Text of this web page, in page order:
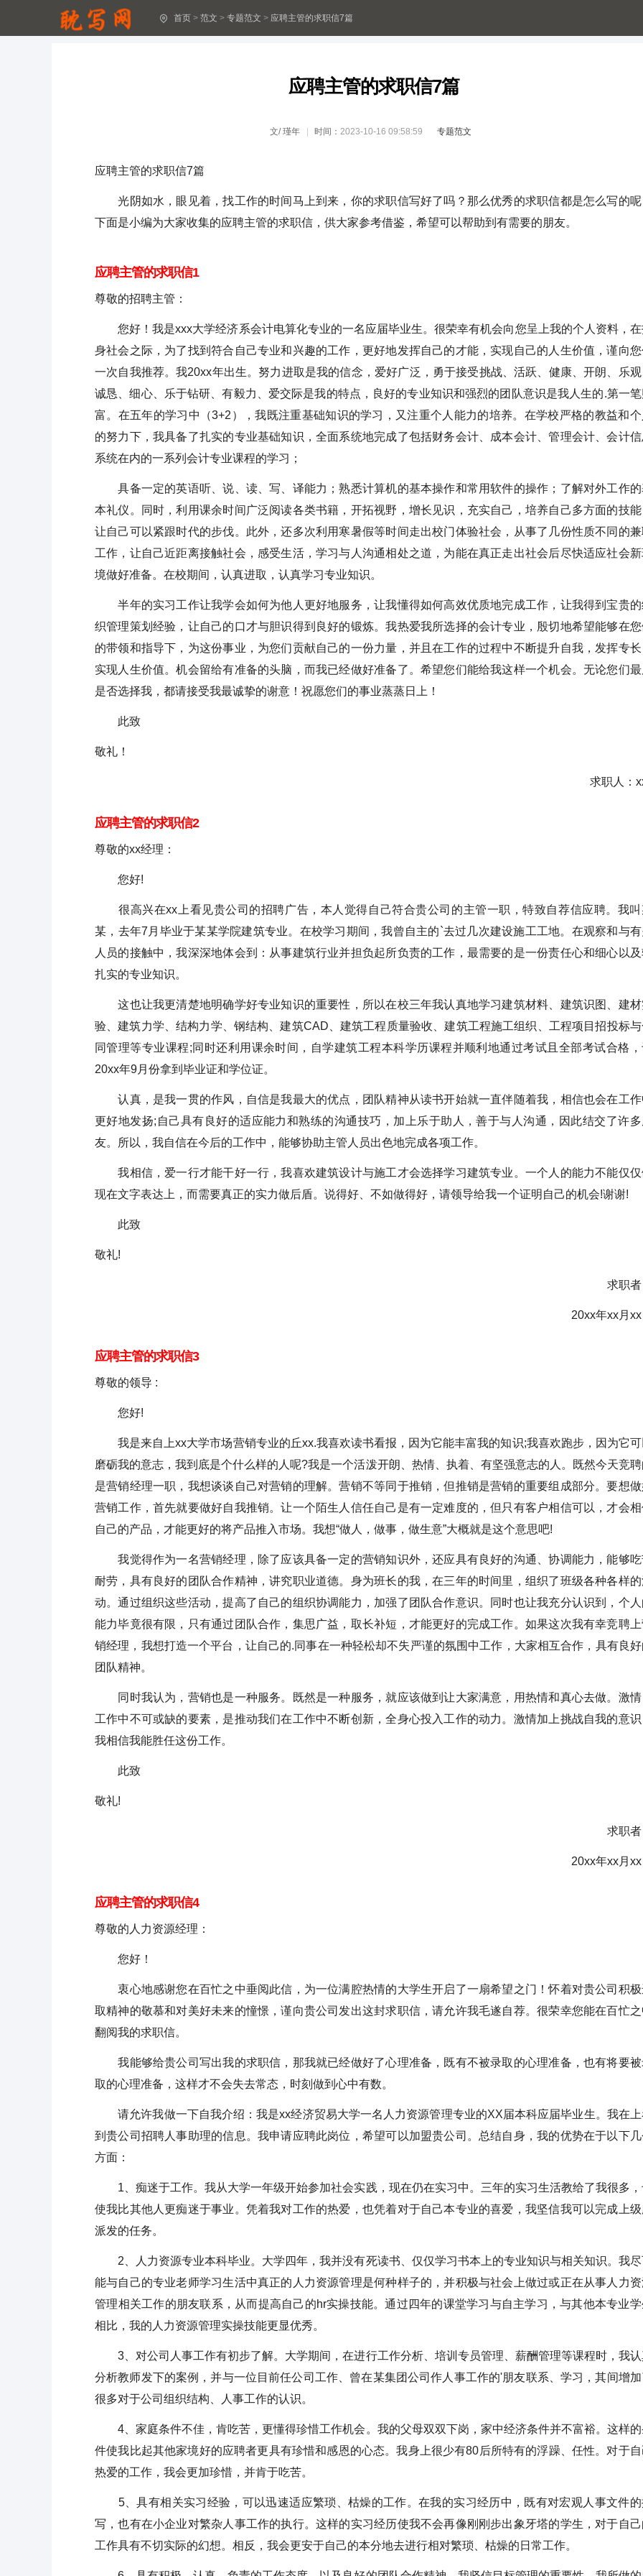
首页 > 范文 > 专题范文 > 应聘主管的求职信7篇
应聘主管的求职信7篇
文/瑾年 时间： 2023-10-16 09:58:59 专题范文
应聘主管的求职信7篇
光阴如水，眼见着，找工作的时间马上到来，你的求职信写好了吗？那么优秀的求职信都是怎么写的呢
下面是小编为大家收集的应聘主管的求职信，供大家参考借鉴，希望可以帮助到有需要的朋友。
应聘主管的求职信1
尊敬的招聘主管：
您好！我是xxx大学经济系会计电算化专业的一名应届毕业生。很荣幸有机会向您呈上我的个人资料，在
身社会之际，为了找到符合自己专业和兴趣的工作，更好地发挥自己的才能，实现自己的人生价值，谨向
一次自我推荐。我20xx年出生。努力进取是我的信念，爱好广泛，勇于接受挑战、活跃、健康、开朗、乐观
诚恳、细心、乐于钻研、有毅力、爱交际是我的特点，良好的专业知识和强烈的团队意识是我人生的.第一
富。在五年的学习中（3+2），我既注重基础知识的学习，又注重个人能力的培养。在学校严格的教益和个
的努力下，我具备了扎实的专业基础知识，全面系统地完成了包括财务会计、成本会计、管理会计、会计信
系统在内的一系列会计专业课程的学习；
具备一定的英语听、说、读、写、译能力；熟悉计算机的基本操作和常用软件的操作；了解对外工作的
本礼仪。同时，利用课余时间广泛阅读各类书籍，开拓视野，增长见识，充实自己，培养自己多方面的技能
让自己可以紧跟时代的步伐。此外，还多次利用寒暑假等时间走出校门体验社会，从事了几份性质不同的兼
工作，让自己近距离接触社会，感受生活，学习与人沟通相处之道，为能在真正走出社会后尽快适应社会
境做好准备。在校期间，认真进取，认真学习专业知识。
半年的实习工作让我学会如何为他人更好地服务，让我懂得如何高效优质地完成工作，让我得到宝贵的
织管理策划经验，让自己的口才与胆识得到良好的锻炼。我热爱我所选择的会计专业，殷切地希望能够在您
的带领和指导下，为这份事业，为您们贡献自己的一份力量，并且在工作的过程中不断提升自我，发挥专长
实现人生价值。机会留给有准备的头脑，而我已经做好准备了。希望您们能给我这样一个机会。无论您们
是否选择我，都请接受我最诚挚的谢意！祝愿您们的事业蒸蒸日上！
此致
敬礼！
求职人：
应聘主管的求职信2
尊敬的xx经理：
您好!
很高兴在xx上看见贵公司的招聘广告，本人觉得自己符合贵公司的主管一职，特致自荐信应聘。我叫
某，去年7月毕业于某某学院建筑专业。在校学习期间，我曾自主的`去过几次建设施工工地。在观察和与有
人员的接触中，我深深地体会到：从事建筑行业并担负起所负责的工作，最需要的是一份责任心和细心以
扎实的专业知识。
这也让我更清楚地明确学好专业知识的重要性，所以在校三年我认真地学习建筑材料、建筑识图、建
验、建筑力学、结构力学、钢结构、建筑CAD、建筑工程质量验收、建筑工程施工组织、工程项目招投标与
同管理等专业课程;同时还利用课余时间，自学建筑工程本科学历课程并顺利地通过考试且全部考试合格
20xx年9月份拿到毕业证和学位证。
认真，是我一贯的作风，自信是我最大的优点，团队精神从读书开始就一直伴随着我，相信也会在工作
更好地发扬;自己具有良好的适应能力和熟练的沟通技巧，加上乐于助人，善于与人沟通，因此结交了许多
友。所以，我自信在今后的工作中，能够协助主管人员出色地完成各项工作。
我相信，爱一行才能干好一行，我喜欢建筑设计与施工才会选择学习建筑专业。一个人的能力不能仅
现在文字表达上，而需要真正的实力做后盾。说得好、不如做得好，请领导给我一个证明自己的机会!谢谢!
此致
敬礼!
求职者
20xx年xx月xx
应聘主管的求职信3
尊敬的领导 :
您好!
我是来自上xx大学市场营销专业的丘xx.我喜欢读书看报，因为它能丰富我的知识;我喜欢跑步，因为它可
磨砺我的意志，我到底是个什么样的人呢?我是一个活泼开朗、热情、执着、有坚强意志的人。既然今天竞聘
是营销经理一职，我想谈谈自己对营销的理解。营销不等同于推销，但推销是营销的重要组成部分。要想
营销工作，首先就要做好自我推销。让一个陌生人信任自己是有一定难度的，但只有客户相信可以，才会
自己的产品，才能更好的将产品推入市场。我想“做人，做事，做生意”大概就是这个意思吧!
我觉得作为一名营销经理，除了应该具备一定的营销知识外，还应具有良好的沟通、协调能力，能够
耐劳，具有良好的团队合作精神，讲究职业道德。身为班长的我，在三年的时间里，组织了班级各种各样
动。通过组织这些活动，提高了自己的组织协调能力，加强了团队合作意识。同时也让我充分认识到，个人
能力毕竟很有限，只有通过团队合作，集思广益，取长补短，才能更好的完成工作。如果这次我有幸竞聘
销经理，我想打造一个平台，让自己的.同事在一种轻松却不失严谨的氛围中工作，大家相互合作，具有良好
团队精神。
同时我认为，营销也是一种服务。既然是一种服务，就应该做到让大家满意，用热情和真心去做。激情
工作中不可或缺的要素，是推动我们在工作中不断创新，全身心投入工作的动力。激情加上挑战自我的意识
我相信我能胜任这份工作。
此致
敬礼!
求职者
20xx年xx月xx
应聘主管的求职信4
尊敬的人力资源经理：
您好！
衷心地感谢您在百忙之中垂阅此信，为一位满腔热情的大学生开启了一扇希望之门！怀着对贵公司积
取精神的敬慕和对美好未来的憧憬，谨向贵公司发出这封求职信，请允许我毛遂自荐。很荣幸您能在百忙之
翻阅我的求职信。
我能够给贵公司写出我的求职信，那我就已经做好了心理准备，既有不被录取的心理准备，也有将要
取的心理准备，这样才不会失去常态，时刻做到心中有数。
请允许我做一下自我介绍：我是xx经济贸易大学一名人力资源管理专业的XX届本科应届毕业生。我在
到贵公司招聘人事助理的信息。我申请应聘此岗位，希望可以加盟贵公司。总结自身，我的优势在于以下几
方面：
1、痴迷于工作。我从大学一年级开始参加社会实践，现在仍在实习中。三年的实习生活教给了我很多
使我比其他人更痴迷于事业。凭着我对工作的热爱，也凭着对于自己本专业的喜爱，我坚信我可以完成上
派发的任务。
2、人力资源专业本科毕业。大学四年，我并没有死读书、仅仅学习书本上的专业知识与相关知识。我
能与自己的专业老师学习生活中真正的人力资源管理是何种样子的，并积极与社会上做过或正在从事人力
管理相关工作的朋友联系，从而提高自己的hr实操技能。通过四年的课堂学习与自主学习，与其他本专业学
相比，我的人力资源管理实操技能更显优秀。
3、对公司人事工作有初步了解。大学期间，在进行工作分析、培训专员管理、薪酬管理等课程时，我
分析教师发下的案例，并与一位目前任公司工作、曾在某集团公司作人事工作的'朋友联系、学习，其间增加
很多对于公司组织结构、人事工作的认识。
4、家庭条件不佳，肯吃苦，更懂得珍惜工作机会。我的父母双双下岗，家中经济条件并不富裕。这样的
件使我比起其他家境好的应聘者更具有珍惜和感恩的心态。我身上很少有80后所特有的浮躁、任性。对于自
热爱的工作，我会更加珍惜，并肯于吃苦。
5、具有相关实习经验，可以迅速适应繁琐、枯燥的工作。在我的实习经历中，既有对宏观人事文件的
写，也有在小企业对繁杂人事工作的执行。这样的实习经历使我不会再像刚刚步出象牙塔的学生，对于自己
工作具有不切实际的幻想。相反，我会更安于自己的本分地去进行相对繁琐、枯燥的日常工作。
各种协议书的格式(30篇)
协议书范本(精选40篇)